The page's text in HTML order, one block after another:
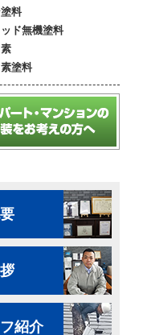
料
ド無機塗料
塗料
紹介